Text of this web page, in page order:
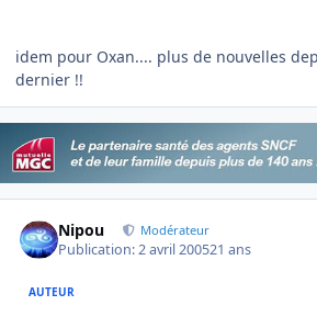
idem pour Oxan.... plus de nouvelles
dernier !!
Nipou Modérateur
Publication:2 avril 200521 ans
AUTEUR